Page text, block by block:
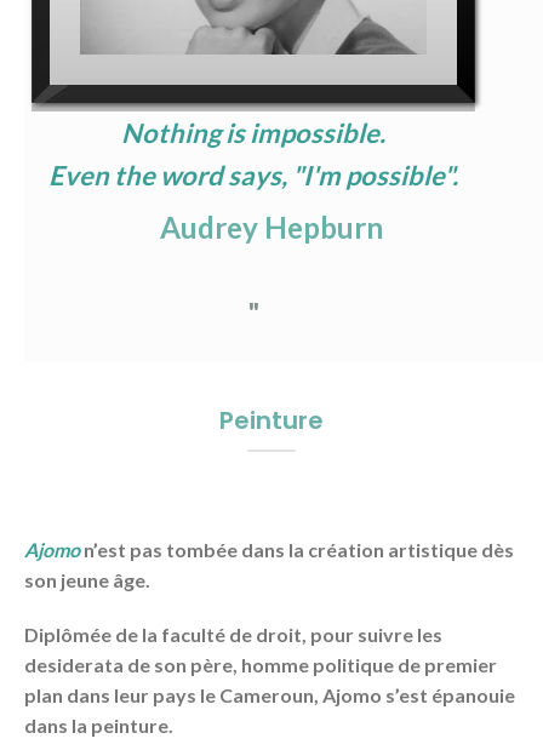
Nothing is impossible.
Even the word says, "I'm possible".
Audrey Hepburn
"
Peinture
Ajomon’est pas tombée dans la création artistique dès
son jeune âge.
Diplômée de la faculté de droit, pour suivre les
desiderata de son père, homme politique de premier
plan dans leur pays le Cameroun, Ajomo s’est épanouie
dans la peinture.